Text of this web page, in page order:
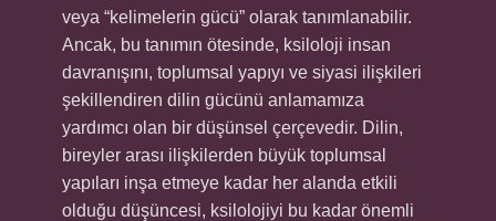
veya “kelimelerin gücü” olarak tanımlanabilir.
Ancak, bu tanımın ötesinde, ksiloloji insan
davranışını, toplumsal yapıyı ve siyasi ilişkileri
şekillendiren dilin gücünü anlamamıza
yardımcı olan bir düşünsel çerçevedir. Dilin,
bireyler arası ilişkilerden büyük toplumsal
yapıları inşa etmeye kadar her alanda etkili
olduğu düşüncesi, ksilolojiyi bu kadar önemli